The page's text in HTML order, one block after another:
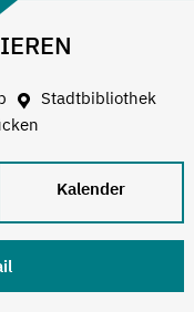
Stadtbibliothek
Kalender